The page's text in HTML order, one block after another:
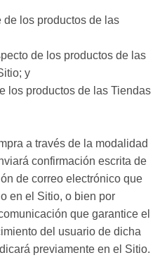
de los productos de las
de los productos de las
y
los productos de las Tiendas
a través de la modalidad
confirmación escrita de
de correo electrónico que
en el Sitio, o bien por
que garantice el
del usuario de dicha
previamente en el Sitio.